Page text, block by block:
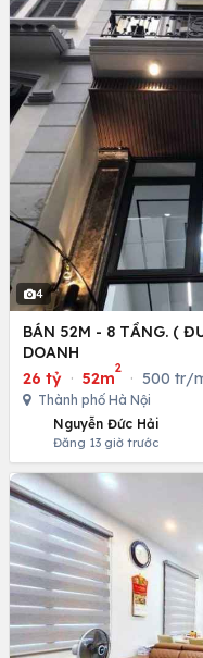
4
BÁN 52M - 8 TẦNG. (
DOANH
26 tỷ · 52m
2
· 500 tr/
Thành phố Hà Nội
Nguyễn Đức Hải
Đăng 13 giờ trước